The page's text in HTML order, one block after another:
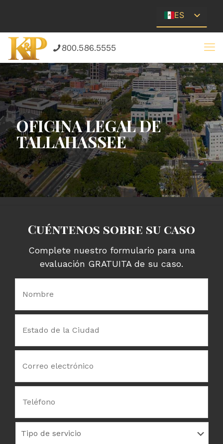
ES
EN
800.586.5555
OFICINA LEGAL DE
TALLAHASSEE
Cuéntenos sobre su caso
Complete nuestro formulario para una
evaluación GRATUITA de su caso.
de
Ciudad *
electrónico *
Tipo
de